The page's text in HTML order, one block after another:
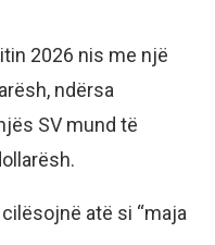
2026 nis me një
ndërsa
SV mund të
atë si “maja